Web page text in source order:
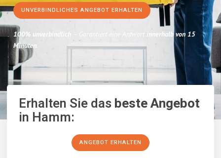
UNVERBINDLICHES ANGEBOT ERHALTEN
100% unverbindlich – Garantiert eine Antwort innerhalb von 15
Minuten.
Erhalten Sie dasbeste Angebot
in Hamm:
ANGEBOT ERHALTEN